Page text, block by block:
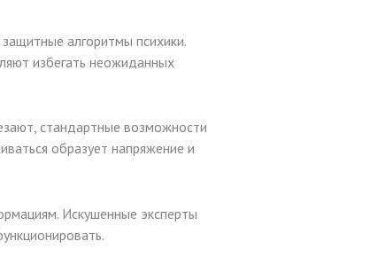
алгоритмы психики.
избегать неожиданных
стандартные возможности
образует напряжение и
Искушенные эксперты